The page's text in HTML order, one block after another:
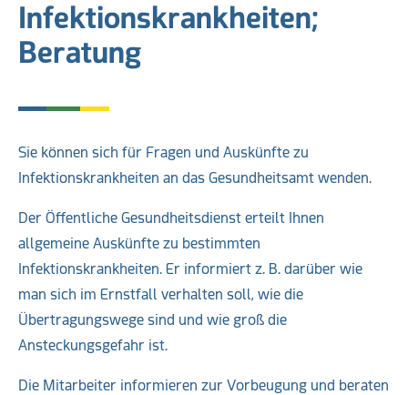
Infektionskrankheiten;
Beratung
Sie können sich für Fragen und Auskünfte zu
Infektionskrankheiten an das Gesundheitsamt wenden.
Der Öffentliche Gesundheitsdienst erteilt Ihnen
allgemeine Auskünfte zu bestimmten
Infektionskrankheiten. Er informiert z. B. darüber wie
man sich im Ernstfall verhalten soll, wie die
Übertragungswege sind und wie groß die
Ansteckungsgefahr ist.
Die Mitarbeiter informieren zur Vorbeugung und beraten